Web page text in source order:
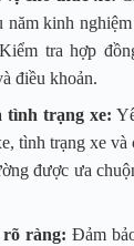
năm kinh
tra hợp
điều khoản.
tình trạng xe:
tình trạng xe và
được ưa
ràng: Đảm